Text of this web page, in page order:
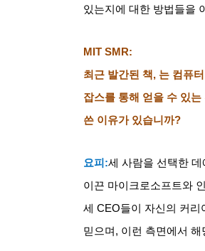
있는지에 대한 방법들을
MIT SMR:
최근 발간된 책, 는 컴퓨
잡스를 통해 얻을 수 있
쓴 이유가 있습니까?
요피:세 사람을 선택한
이끈 마이크로소프트와
세 CEO들이 자신의 커리
믿으며, 이런 측면에서